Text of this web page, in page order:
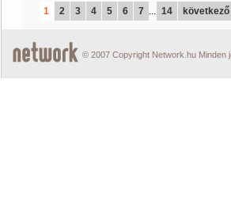
1 2 3 4 5 6 7 ... 14 következő
© 2007 Copyright Network.hu Minden